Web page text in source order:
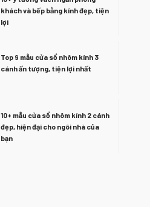
khách và bếp bằng kính đẹp, tiện
lợi
Top 9 mẫu cửa sổ nhôm kính 3
cánh ấn tượng, tiện lợi nhất
10+ mẫu cửa sổ nhôm kính 2 cánh
đẹp, hiện đại cho ngôi nhà của
bạn